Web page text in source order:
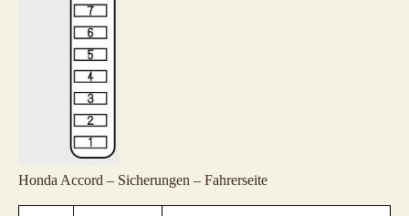
Honda Accord – Sicherungen – Fahrerseite